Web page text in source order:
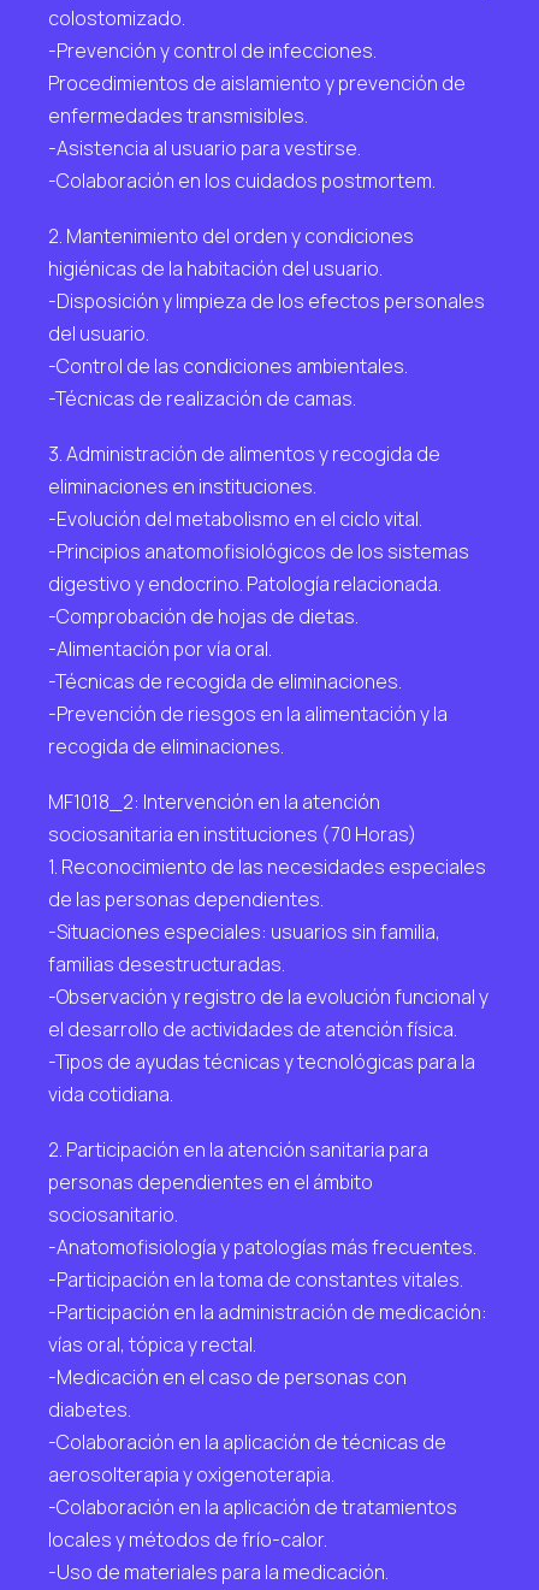
colostomizado.
-Prevención y control de infecciones.
Procedimientos de aislamiento y prevención de
enfermedades transmisibles.
-Asistencia al usuario para vestirse.
-Colaboración en los cuidados postmortem.
2. Mantenimiento del orden y condiciones
higiénicas de la habitación del usuario.
-Disposición y limpieza de los efectos personales
del usuario.
-Control de las condiciones ambientales.
-Técnicas de realización de camas.
3. Administración de alimentos y recogida de
eliminaciones en instituciones.
-Evolución del metabolismo en el ciclo vital.
-Principios anatomofisiológicos de los sistemas
digestivo y endocrino. Patología relacionada.
-Comprobación de hojas de dietas.
-Alimentación por vía oral.
-Técnicas de recogida de eliminaciones.
-Prevención de riesgos en la alimentación y la
recogida de eliminaciones.
MF1018_2: Intervención en la atención
sociosanitaria en instituciones (70 Horas)
1. Reconocimiento de las necesidades especiales
de las personas dependientes.
-Situaciones especiales: usuarios sin familia,
familias desestructuradas.
-Observación y registro de la evolución funcional y
el desarrollo de actividades de atención física.
-Tipos de ayudas técnicas y tecnológicas para la
vida cotidiana.
2. Participación en la atención sanitaria para
personas dependientes en el ámbito
sociosanitario.
-Anatomofisiología y patologías más frecuentes.
-Participación en la toma de constantes vitales.
-Participación en la administración de medicación:
vías oral, tópica y rectal.
-Medicación en el caso de personas con
diabetes.
-Colaboración en la aplicación de técnicas de
aerosolterapia y oxigenoterapia.
-Colaboración en la aplicación de tratamientos
locales y métodos de frío-calor.
-Uso de materiales para la medicación.